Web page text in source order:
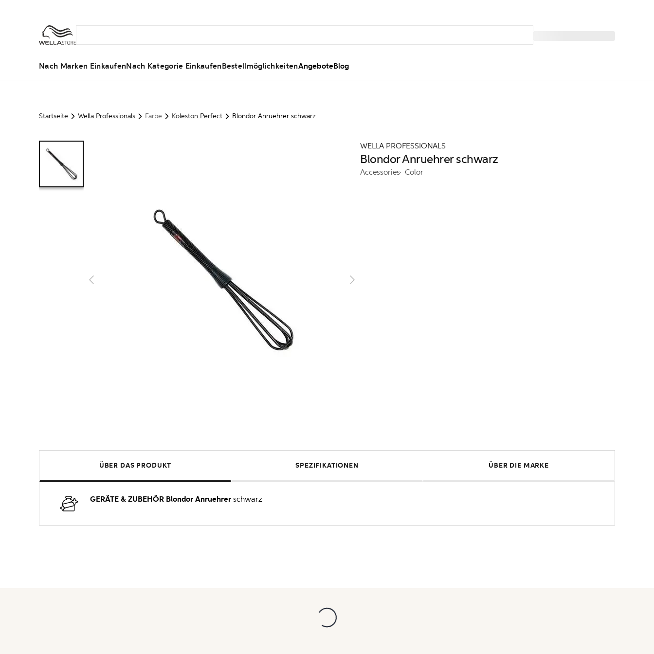
Nach Marken EinkaufenNach Kategorie EinkaufenBestellmöglichkeitenAngeboteBlog
Startseite Wella Professionals Farbe Koleston Perfect Blondor Anruehrer schwarz
WELLA PROFESSIONALS
Blondor Anruehrer schwarz
Accessories Color
ÜBER DAS PRODUKT SPEZIFIKATIONEN ÜBER DIE MARKE
GERÄTE & ZUBEHÖR Blondor Anruehrer schwarz